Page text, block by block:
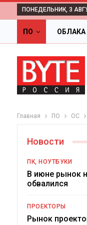
ПОНЕДЕЛЬНИК, 3
ПО ОБЛАКА
Главная ПО ОС
Новости
ПК, НОУТБУКИ
В июне рынок
обвалился
ПРОЕКТОРЫ
Рынок